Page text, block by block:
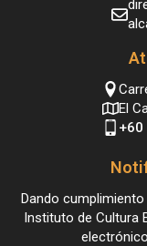
El
+60
Dando
Instituto de Cultura